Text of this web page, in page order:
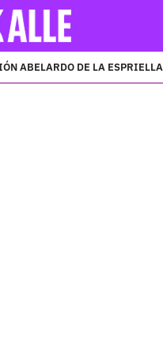
ABELARDO DE LA ESPRIELLA